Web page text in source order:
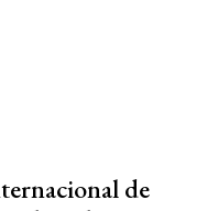
de